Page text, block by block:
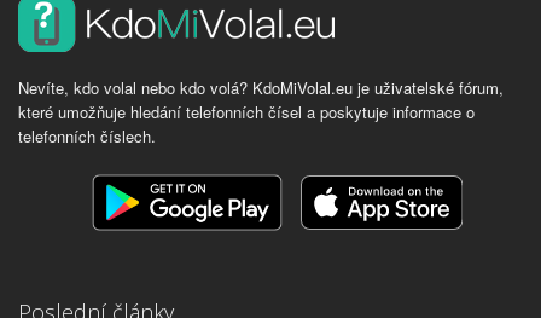
Nevíte, kdo volal nebo kdo volá? KdoMiVolal.eu je uživatelské fórum,
které umožňuje hledání telefonních čísel a poskytuje informace o
telefonních číslech.